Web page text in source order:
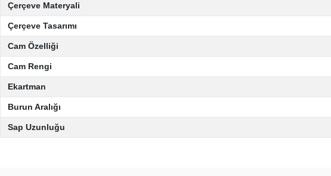
Çerçeve Materyali
Çerçeve Tasarımı
Cam Özelliği
Cam Rengi
Ekartman
Burun Aralığı
Sap Uzunluğu